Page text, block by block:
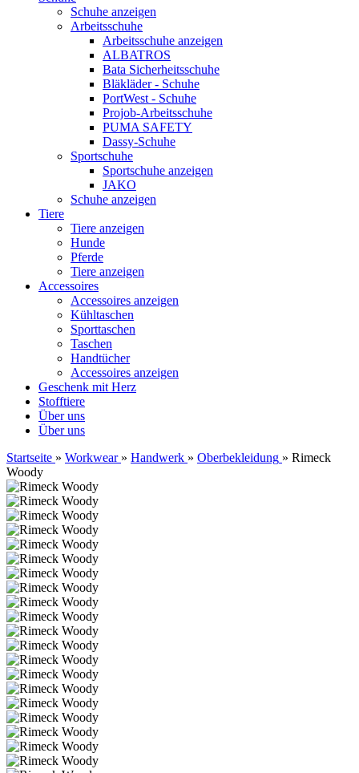
Schuhe anzeigen
Arbeitsschuhe
Arbeitsschuhe anzeigen
ALBATROS
Bata Sicherheitsschuhe
Bläkläder - Schuhe
PortWest - Schuhe
Projob-Arbeitsschuhe
PUMA SAFETY
Dassy-Schuhe
Sportschuhe
Sportschuhe anzeigen
JAKO
Schuhe anzeigen
Tiere
Tiere anzeigen
Hunde
Pferde
Tiere anzeigen
Accessoires
Accessoires anzeigen
Kühltaschen
Sporttaschen
Taschen
Handtücher
Accessoires anzeigen
Geschenk mit Herz
Stofftiere
Über uns
Über uns
Startseite » Workwear » Handwerk » Oberbekleidung » Rimeck
Woody